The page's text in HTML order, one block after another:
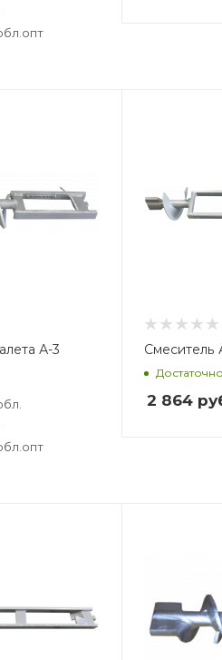
А-3 Смеситель
Достаточно
2 864